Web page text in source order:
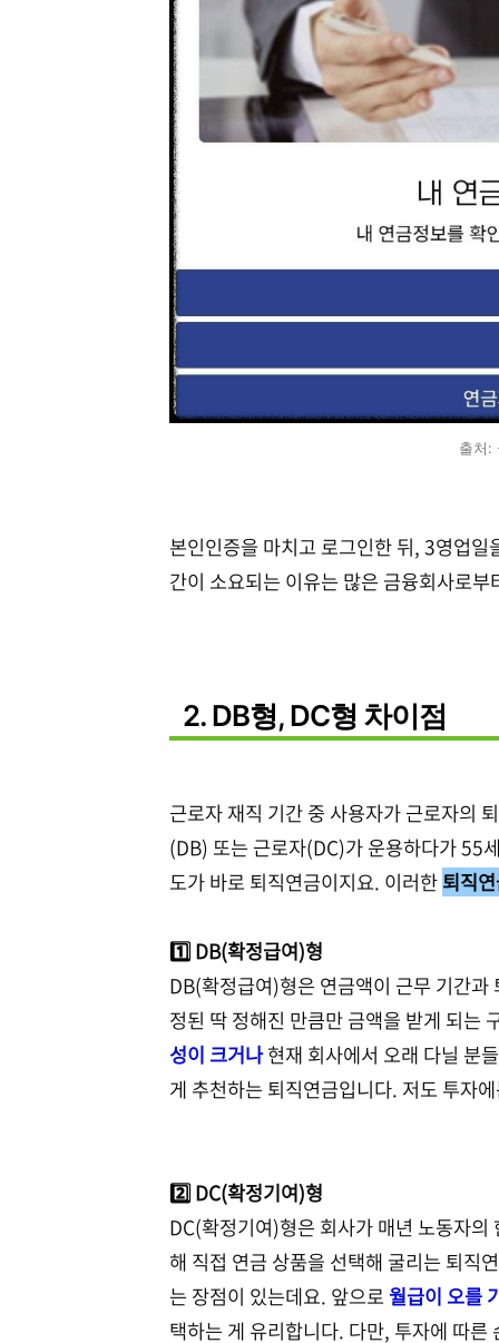
출처:
본인인증을 마치고 로그인한 뒤, 3영업
간이 소요되는 이유는 많은 금융회사로
2. DB형, DC형 차이점
근로자 재직 기간 중 사용자가 근로자의
(DB) 또는 근로자(DC)가 운용하다가 55
도가 바로 퇴직연금이지요. 이러한퇴직
1️⃣ DB(확정급여)형
DB(확정급여)형은 연금액이 근무 기간
정된 딱 정해진 만큼만 금액을 받게 되는
성이 크거나현재 회사에서 오래 다닐 분
게 추천하는 퇴직연금입니다. 저도 투자
2️⃣ DC(확정기여)형
DC(확정기여)형은 회사가 매년 노동자
해 직접 연금 상품을 선택해 굴리는 퇴직
는 장점이 있는데요. 앞으로월급이 오를
택하는 게 유리합니다. 다만, 투자에 따